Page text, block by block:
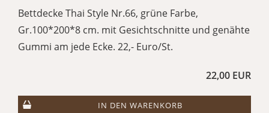
Bettdecke Thai Style Nr.66, grüne Farbe,
Gr.100*200*8 cm. mit Gesichtschnitte und genähte
Gummi am jede Ecke. 22,- Euro/St.
22,00 EUR
IN DEN WARENKORB